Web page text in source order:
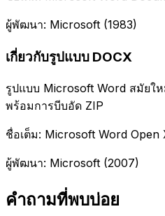
ผู้พัฒนา: Microsoft (1983)
เกี่ยวกับรูปแบบ DOCX
รูปแบบ Microsoft Word สมัยใ
พร้อมการบีบอัด ZIP
ชื่อเต็ม: Microsoft Word Open
ผู้พัฒนา: Microsoft (2007)
คำถามที่พบบ่อย